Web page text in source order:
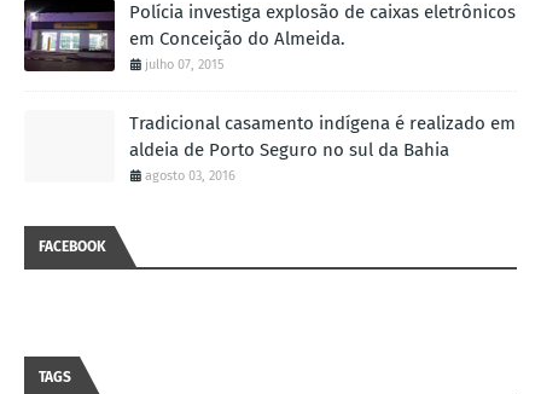
Polícia investiga explosão de caixas eletrônicos
em Conceição do Almeida.
julho 07, 2015
Tradicional casamento indígena é realizado em
aldeia de Porto Seguro no sul da Bahia
agosto 03, 2016
FACEBOOK
TAGS